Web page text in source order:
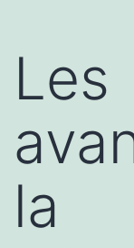
Les
la